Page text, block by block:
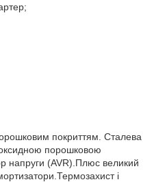
покриттям. Сталева
порошковою
напруги (AVR).Плюс великий
і